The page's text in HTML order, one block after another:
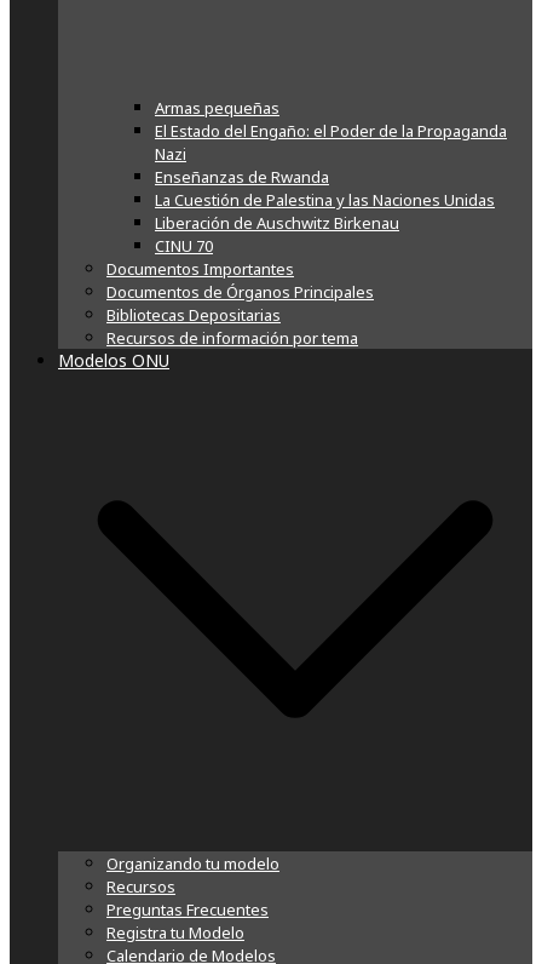
Armas pequeñas
El Estado del Engaño: el Poder de la Propaganda
Nazi
Enseñanzas de Rwanda
La Cuestión de Palestina y las Naciones Unidas
Liberación de Auschwitz Birkenau
CINU 70
Documentos Importantes
Documentos de Órganos Principales
Bibliotecas Depositarias
Recursos de información por tema
Modelos ONU
Organizando tu modelo
Recursos
Preguntas Frecuentes
Registra tu Modelo
Calendario de Modelos